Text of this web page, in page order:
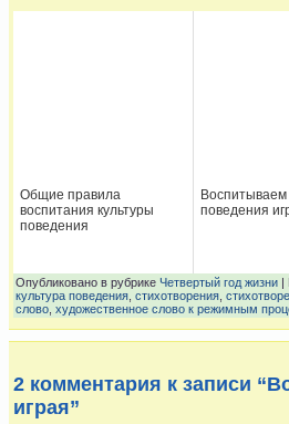
Общие правила
воспитания культуры
поведения
Воспитываем
поведения
Опубликовано в рубрике Четвертый год жизни |
культура поведения стихотворения
слово художественное слово к режимным
2 комментария к записи
играя”